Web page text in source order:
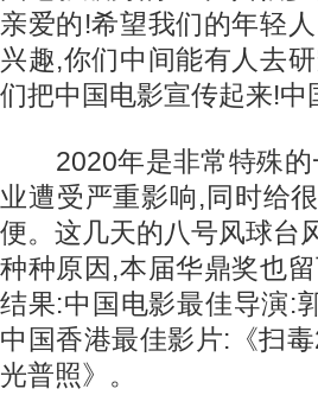
亲爱的!希望我们的年轻
兴趣,你们中间能有人去
们把中国电影宣传起来!中
2020年是非常特殊的
业遭受严重影响,同时给
便。这几天的八号风球台
种种原因,本届华鼎奖也
结果:中国电影最佳导演:
中国香港最佳影片:《扫
光普照》。